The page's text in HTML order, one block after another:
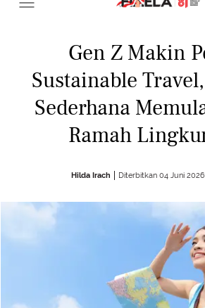
Gen Z Makin
Sustainable
Sederhana
Ramah
Hilda Irach Diterbitkan 04 Juni